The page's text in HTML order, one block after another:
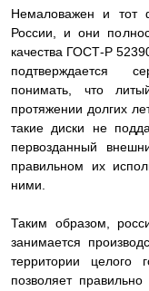
Немаловажен и тот
России, и они
качества ГОСТ-Р
подтверждается
понимать, что
протяжении долгих
такие диски не
первозданный
правильном их
ними.
Таким образом,
занимается
территории целого
позволяет